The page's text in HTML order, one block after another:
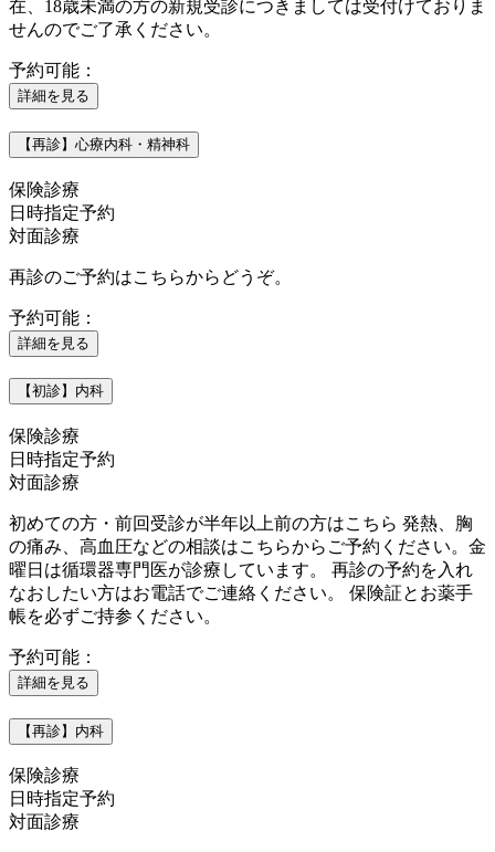
在、18歳未満の方の新規受診につきましては受付けておりま
せんのでご了承ください。
予約可能：
詳細を見る
【再診】心療内科・精神科
保険診療
日時指定予約
対面診療
再診のご予約はこちらからどうぞ。
予約可能：
詳細を見る
【初診】内科
保険診療
日時指定予約
対面診療
初めての方・前回受診が半年以上前の方はこちら 発熱、胸
の痛み、高血圧などの相談はこちらからご予約ください。金
曜日は循環器専門医が診療しています。 再診の予約を入れ
なおしたい方はお電話でご連絡ください。 保険証とお薬手
帳を必ずご持参ください。
予約可能：
詳細を見る
【再診】内科
保険診療
日時指定予約
対面診療